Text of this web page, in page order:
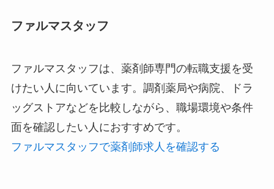
ファルマスタッフ
ファルマスタッフは、薬剤師専門の転職支援を受
けたい人に向いています。調剤薬局や病院、ドラ
ッグストアなどを比較しながら、職場環境や条件
面を確認したい人におすすめです。
ファルマスタッフで薬剤師求人を確認する